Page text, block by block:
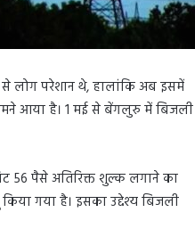
लोग परेशान थे, हालांकि अब इसमें
आया है। 1 मई से बेंगलुरु में बिजली
56 पैसे अतिरिक्त शुल्क लगाने का
गया है। इसका उद्देश्य बिजली